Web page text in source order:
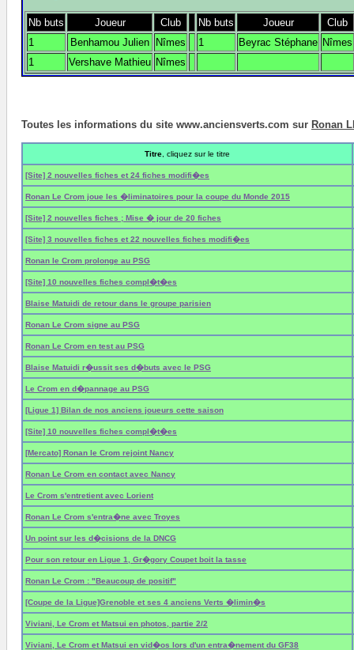
Nb buts Joueur Club Nb buts Joueur
Club
1
Benhamou Julien Nîmes 1 Beyrac Stéphane Nîmes
1
Vershave Mathieu Nîmes
Toutes les informations du site www.anciensverts.com sur Ronan
Titre , cliquez sur le titre
[Site] 2 nouvelles fiches et 24 fiches modifi�es
Ronan Le Crom joue les �liminatoires pour la coupe du Monde 2015
[Site] 2 nouvelles fiches ; Mise � jour de 20 fiches
[Site] 3 nouvelles fiches et 22 nouvelles fiches modifi�es
Ronan le Crom prolonge au PSG
[Site] 10 nouvelles fiches compl�t�es
Blaise Matuidi de retour dans le groupe parisien
Ronan Le Crom signe au PSG
Ronan Le Crom en test au PSG
Blaise Matuidi r�ussit ses d�buts avec le PSG
Le Crom en d�pannage au PSG
[Ligue 1] Bilan de nos anciens joueurs cette saison
[Site] 10 nouvelles fiches compl�t�es
[Mercato] Ronan le Crom rejoint Nancy
Ronan Le Crom en contact avec Nancy
Le Crom s'entretient avec Lorient
Ronan Le Crom s'entra�ne avec Troyes
Un point sur les d�cisions de la DNCG
Pour son retour en Ligue 1, Gr�gory Coupet boit la tasse
Ronan Le Crom : "Beaucoup de positif"
[Coupe de la Ligue]Grenoble et ses 4 anciens Verts �limin�s
Viviani, Le Crom et Matsui en photos, partie 2/2
Viviani, Le Crom et Matsui en vid�os lors d'un entra�nement du GF38